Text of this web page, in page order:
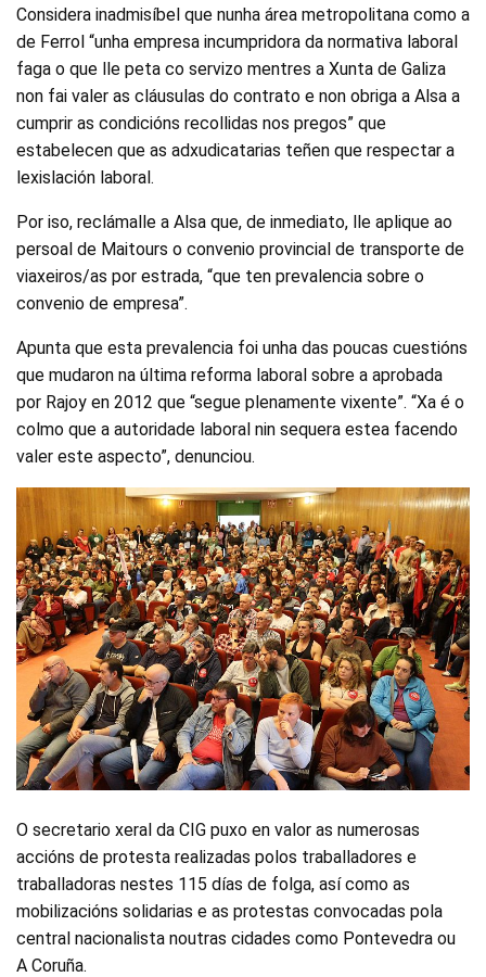
Considera inadmisíbel que nunha área metropolitana como a
de Ferrol “unha empresa incumpridora da normativa laboral
faga o que lle peta co servizo mentres a Xunta de Galiza
non fai valer as cláusulas do contrato e non obriga a Alsa a
cumprir as condicións recollidas nos pregos” que
estabelecen que as adxudicatarias teñen que respectar a
lexislación laboral.
Por iso, reclámalle a Alsa que, de inmediato, lle aplique ao
persoal de Maitours o convenio provincial de transporte de
viaxeiros/as por estrada, “que ten prevalencia sobre o
convenio de empresa”.
Apunta que esta prevalencia foi unha das poucas cuestións
que mudaron na última reforma laboral sobre a aprobada
por Rajoy en 2012 que “segue plenamente vixente”. “Xa é o
colmo que a autoridade laboral nin sequera estea facendo
valer este aspecto”, denunciou.
O secretario xeral da CIG puxo en valor as numerosas
accións de protesta realizadas polos traballadores e
traballadoras nestes 115 días de folga, así como as
mobilizacións solidarias e as protestas convocadas pola
central nacionalista noutras cidades como Pontevedra ou
A Coruña.